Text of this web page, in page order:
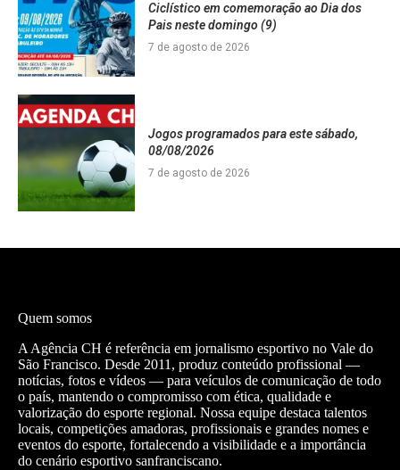
Ciclístico em comemoração ao Dia dos
Pais neste domingo (9)
7 de agosto de 2026
Jogos programados para este sábado,
08/08/2026
7 de agosto de 2026
Quem somos
A Agência CH é referência em jornalismo esportivo no Vale do
São Francisco. Desde 2011, produz conteúdo profissional —
notícias, fotos e vídeos — para veículos de comunicação de todo
o país, mantendo o compromisso com ética, qualidade e
valorização do esporte regional. Nossa equipe destaca talentos
locais, competições amadoras, profissionais e grandes nomes e
eventos do esporte, fortalecendo a visibilidade e a importância
do cenário esportivo sanfranciscano.